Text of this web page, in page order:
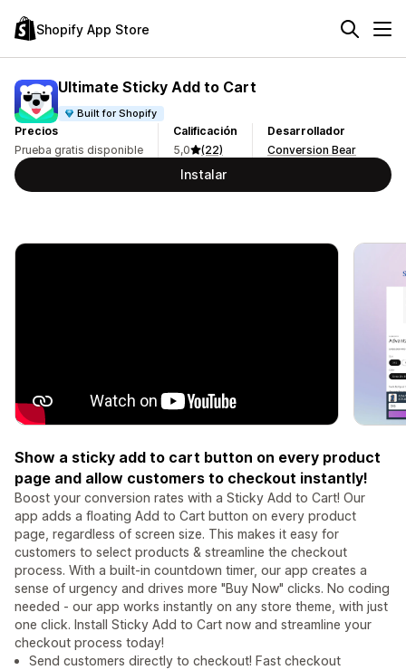
Shopify App Store
Ultimate Sticky Add to Cart
Built for Shopify
Precios
Prueba gratis disponible
Calificación
5,0
(22)
Desarrollador
Conversion Bear
Instalar
Show a sticky add to cart button on every product
page and allow customers to checkout instantly!
Boost your conversion rates with a Sticky Add to Cart! Our
app adds a floating Add to Cart button on every product
page, regardless of screen size. This makes it easy for
customers to select products & streamline the checkout
process. With a built-in countdown timer, our app creates a
sense of urgency and drives more "Buy Now" clicks. No coding
needed - our app works instantly on any store theme, with just
one click. Install Sticky Add to Cart now and streamline your
checkout process today!
Send customers directly to checkout! Fast checkout